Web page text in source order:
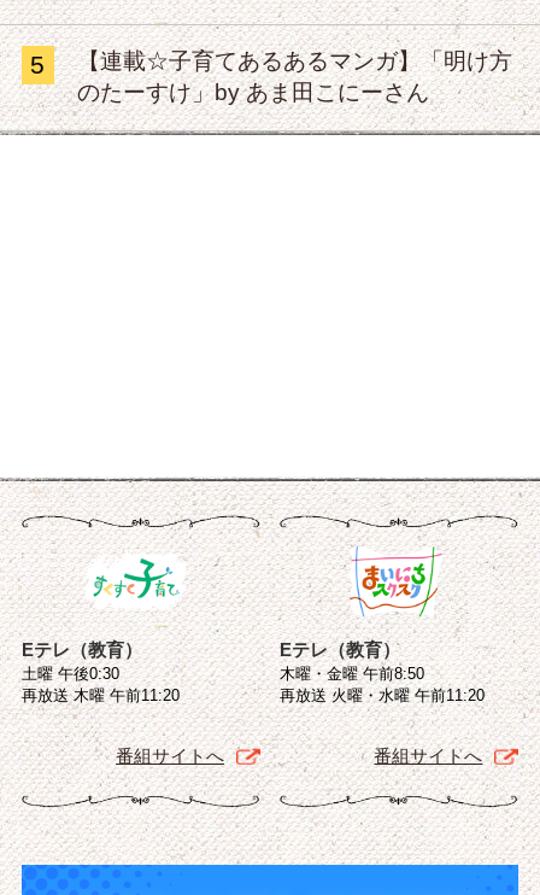
5
【連載☆子育てあるあるマンガ】「明け方
のたーすけ」by あま田こにーさん
Eテレ（教育）
土曜 午後0:30
再放送 木曜 午前11:20
番組サイトへ
Eテレ（教育）
木曜・金曜 午前8:50
再放送 火曜・水曜 午前11:20
番組サイトへ